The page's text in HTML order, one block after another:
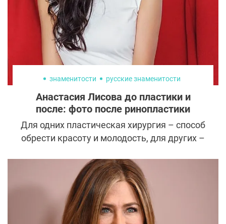
поможет в этом современная методика
комплексного липомоделирования.
знаменитости русские знаменитости
Анастасия Лисова до пластики и
после: фото после ринопластики
Для одних пластическая хирургия – способ
обрести красоту и молодость, для других –
Знаменитости верят, что внешние
преображения обязательно повлекут за
собой изменения судьбы. Так и экс-
участница «Дома-2» Анастасия Лисова
обратилась к пластическим хирургам,